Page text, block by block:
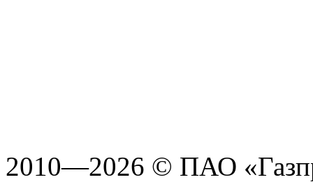
2010—2026 © ПАО